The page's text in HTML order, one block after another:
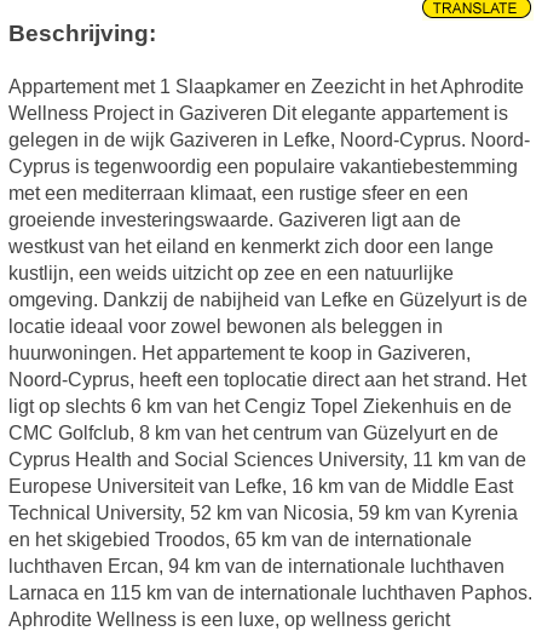
Beschrijving:
Appartement met 1 Slaapkamer en Zeezicht in het Aphrodite
Wellness Project in Gaziveren Dit elegante appartement is
gelegen in de wijk Gaziveren in Lefke, Noord-Cyprus. Noord-
Cyprus is tegenwoordig een populaire vakantiebestemming
met een mediterraan klimaat, een rustige sfeer en een
groeiende investeringswaarde. Gaziveren ligt aan de
westkust van het eiland en kenmerkt zich door een lange
kustlijn, een weids uitzicht op zee en een natuurlijke
omgeving. Dankzij de nabijheid van Lefke en Güzelyurt is de
locatie ideaal voor zowel bewonen als beleggen in
huurwoningen. Het appartement te koop in Gaziveren,
Noord-Cyprus, heeft een toplocatie direct aan het strand. Het
ligt op slechts 6 km van het Cengiz Topel Ziekenhuis en de
CMC Golfclub, 8 km van het centrum van Güzelyurt en de
Cyprus Health and Social Sciences University, 11 km van de
Europese Universiteit van Lefke, 16 km van de Middle East
Technical University, 52 km van Nicosia, 59 km van Kyrenia
en het skigebied Troodos, 65 km van de internationale
luchthaven Ercan, 94 km van de internationale luchthaven
Larnaca en 115 km van de internationale luchthaven Paphos.
Aphrodite Wellness is een luxe, op wellness gericht